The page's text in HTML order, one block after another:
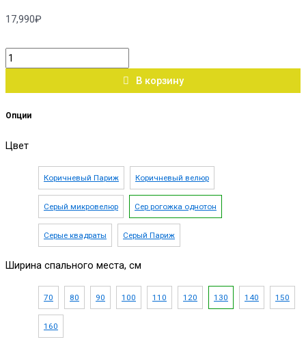
17,990₽
В корзину
Опции
Цвет
Коричневый Париж Коричневый велюр
Серый микровелюр Сер рогожка однотон
Серые квадраты Серый Париж
Ширина спального места, см
70 80 90 100 110 120 130 140 150
160